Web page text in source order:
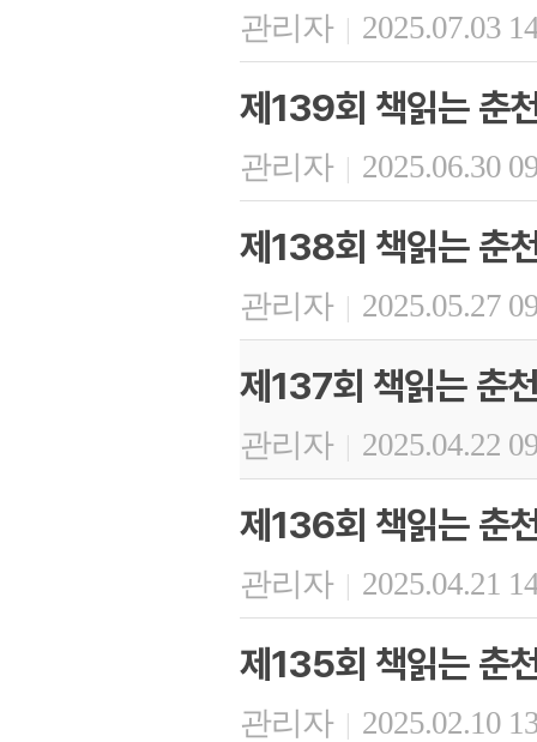
관리자 | 2025.07.03
제139회 책읽는 춘
관리자 | 2025.06.30
제138회 책읽는 춘
관리자 | 2025.05.27
제137회 책읽는 춘천
관리자 | 2025.04.22
제136회 책읽는 춘
관리자 | 2025.04.21
제135회 책읽는 춘
관리자 | 2025.02.10